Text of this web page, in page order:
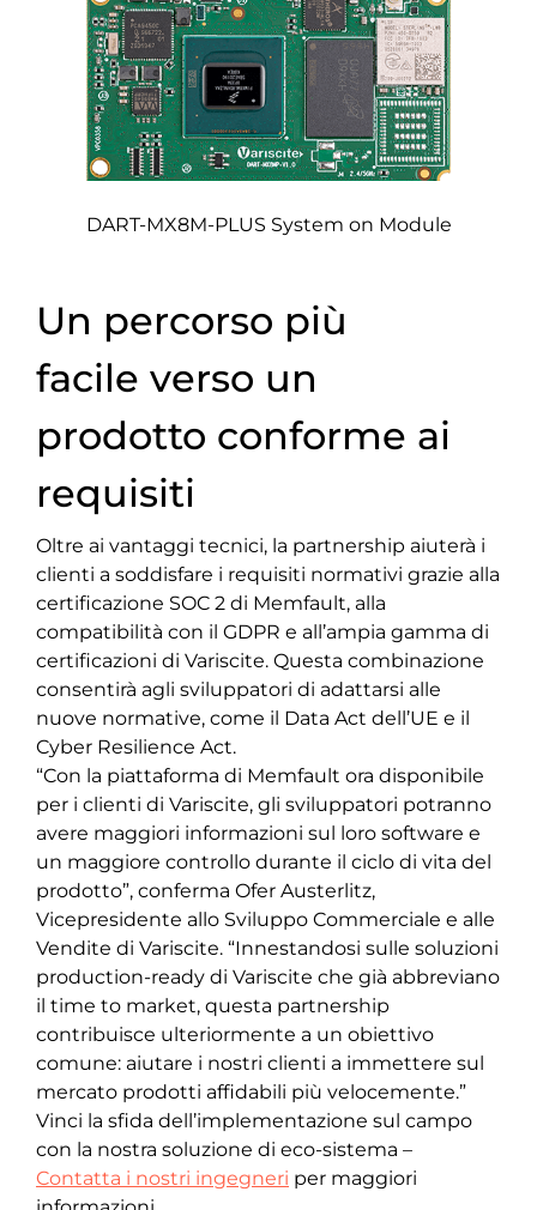
DART-MX8M-PLUS System on Module
Un percorso più
facile verso un
prodotto conforme ai
requisiti
Oltre ai vantaggi tecnici, la partnership aiuterà i
clienti a soddisfare i requisiti normativi grazie alla
certificazione SOC 2 di Memfault, alla
compatibilità con il GDPR e all’ampia gamma di
certificazioni di Variscite. Questa combinazione
consentirà agli sviluppatori di adattarsi alle
nuove normative, come il Data Act dell’UE e il
Cyber Resilience Act.
“Con la piattaforma di Memfault ora disponibile
per i clienti di Variscite, gli sviluppatori potranno
avere maggiori informazioni sul loro software e
un maggiore controllo durante il ciclo di vita del
prodotto”, conferma Ofer Austerlitz,
Vicepresidente allo Sviluppo Commerciale e alle
Vendite di Variscite. “Innestandosi sulle soluzioni
production-ready di Variscite che già abbreviano
il time to market, questa partnership
contribuisce ulteriormente a un obiettivo
comune: aiutare i nostri clienti a immettere sul
mercato prodotti affidabili più velocemente.”
Vinci la sfida dell’implementazione sul campo
con la nostra soluzione di eco-sistema –
Contatta i nostri ingegneri per maggiori